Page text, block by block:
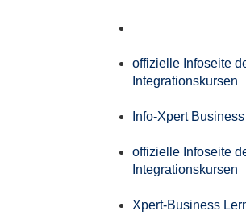
offizielle Infoseite
Integrationskursen
Info-Xpert
offizielle Infoseite
Integrationskursen
Xpert-Business